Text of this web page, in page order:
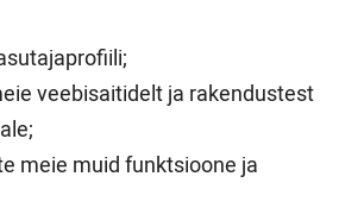
veebisaitidelt ja rakendustest
meie muid funktsioone ja